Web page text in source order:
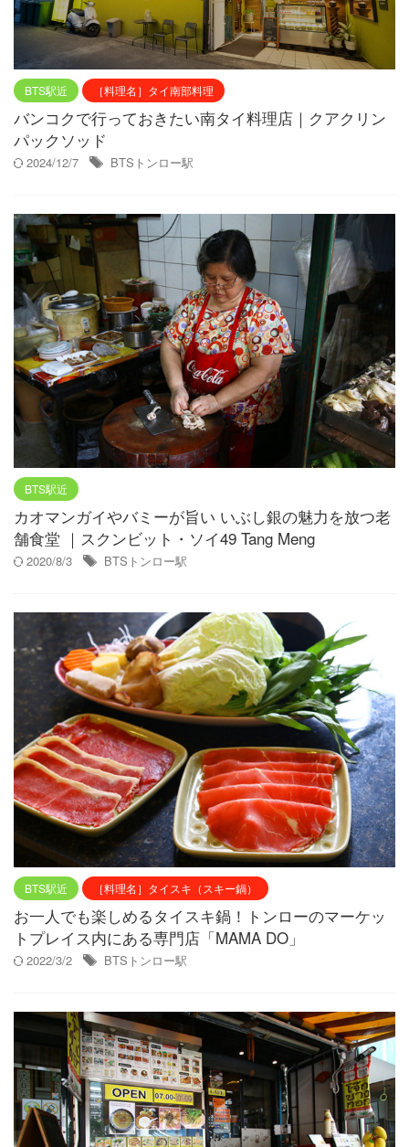
BTS駅近 ［料理名］タイ南部料理
バンコクで行っておきたい南タイ料理店｜クアクリン
パックソッド
2024/12/7 BTSトンロー駅
BTS駅近
カオマンガイやバミーが旨い いぶし銀の魅力を放つ老
舗食堂 ｜スクンビット・ソイ49 Tang Meng
2020/8/3 BTSトンロー駅
BTS駅近 ［料理名］タイスキ（スキー鍋）
お一人でも楽しめるタイスキ鍋！トンローのマーケッ
トプレイス内にある専門店「MAMA DO」
2022/3/2 BTSトンロー駅